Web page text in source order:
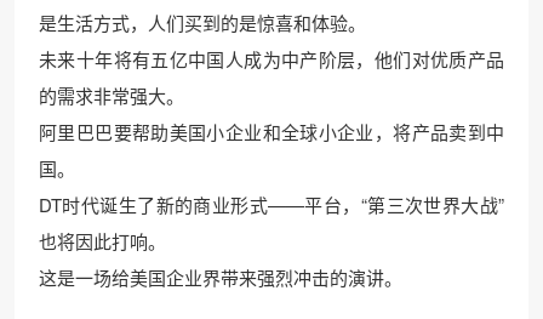
是生活方式，人们买到的是惊喜和体验。
未来十年将有五亿中国人成为中产阶层，他们对优质产品
的需求非常强大。
阿里巴巴要帮助美国小企业和全球小企业，将产品卖到中
国。
DT时代诞生了新的商业形式——平台，“第三次世界大战”
也将因此打响。
这是一场给美国企业界带来强烈冲击的演讲。